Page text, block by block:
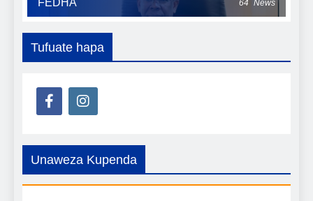
64 News
Tufuate hapa
Unaweza Kupenda